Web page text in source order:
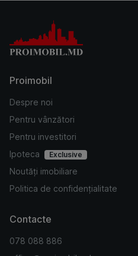
Proimobil
Despre noi
Pentru vânzători
Pentru investitori
Ipoteca
Exclusive
Noutăți imobiliare
Politica de confidențialitate
Contacte
078 088 886